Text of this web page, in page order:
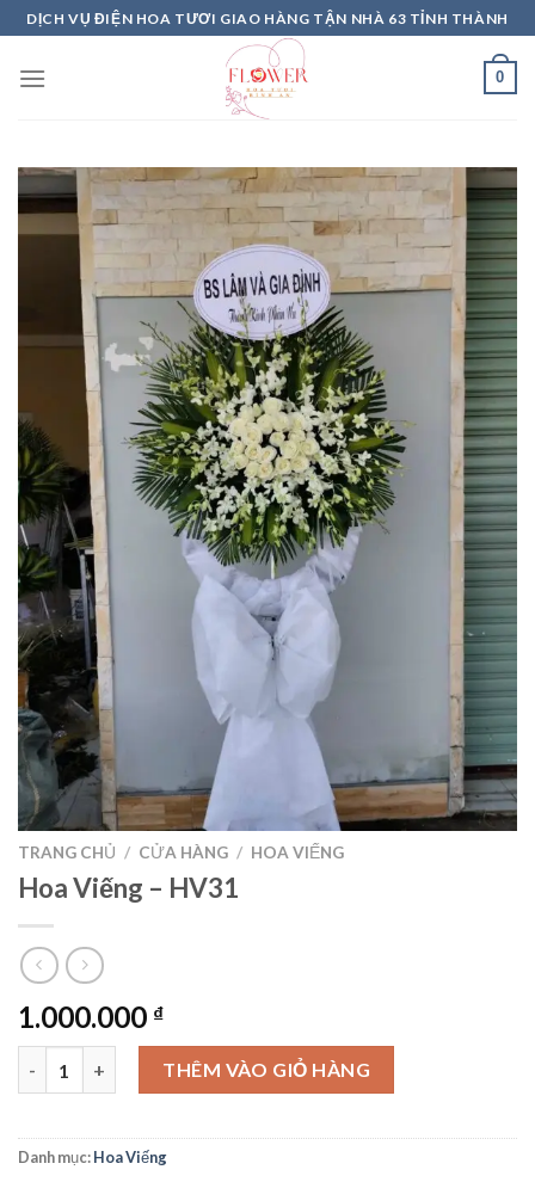
Skip
to
content
DỊCH VỤ ĐIỆN HOA TƯƠI GIAO HÀNG TẬN NHÀ 63 TỈNH THÀNH
0
TRANG CHỦ / CỬA HÀNG / HOA VIẾNG
Hoa Viếng – HV31
1.000.000 ₫
Hoa Viếng – HV31 số lượngTHÊM VÀO GIỎ HÀNG
Danh mục:Hoa Viếng